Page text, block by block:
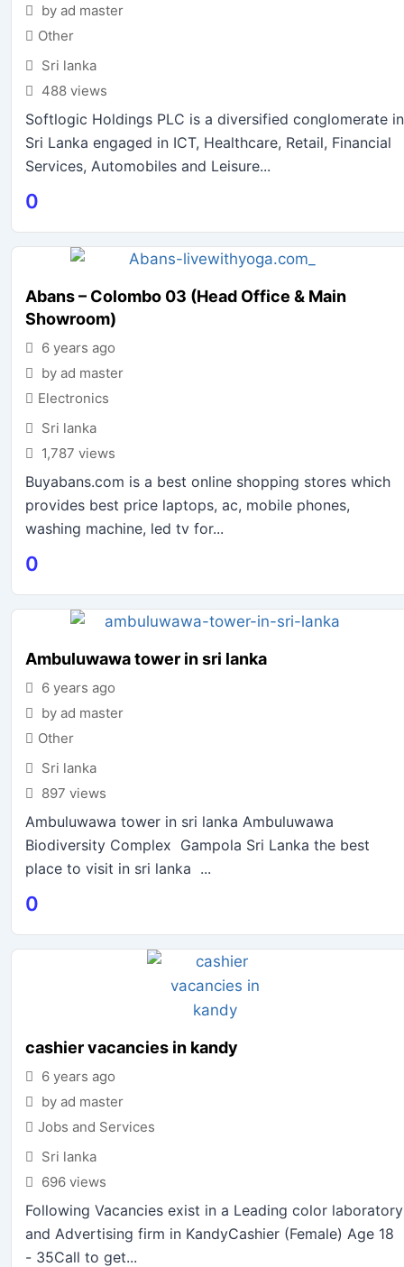
by ad master
Other
Sri lanka
488 views
Softlogic Holdings PLC is a diversified conglomerate in
Sri Lanka engaged in ICT, Healthcare, Retail, Financial
Services, Automobiles and Leisure...
0
Abans – Colombo 03 (Head Office & Main
Showroom)
6 years ago
by ad master
Electronics
Sri lanka
1,787 views
Buyabans.com is a best online shopping stores which
provides best price laptops, ac, mobile phones,
washing machine, led tv for...
0
Ambuluwawa tower in sri lanka
6 years ago
by ad master
Other
Sri lanka
897 views
Ambuluwawa tower in sri lanka Ambuluwawa
Biodiversity Complex Gampola Sri Lanka the best
place to visit in sri lanka ...
0
cashier vacancies in kandy
6 years ago
by ad master
Jobs and Services
Sri lanka
696 views
Following Vacancies exist in a Leading color laboratory
and Advertising firm in KandyCashier (Female) Age 18
- 35Call to get...